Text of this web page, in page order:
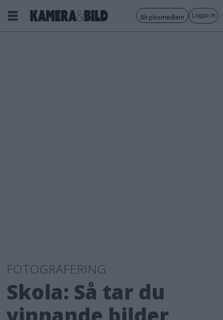
Bli plusmedlem Logga in
FOTOGRAFERING
Skola: Så tar du